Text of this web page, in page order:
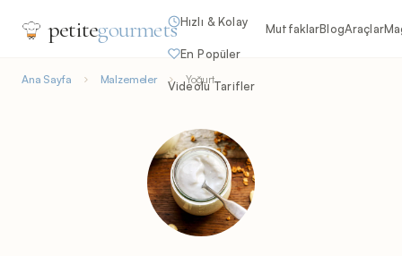
petitegourmets Hızlı & Kolay
En Popüler
Videolu Tarifler
MutfaklarBlogAraçlar
Ana Sayfa Malzemeler Yoğurt